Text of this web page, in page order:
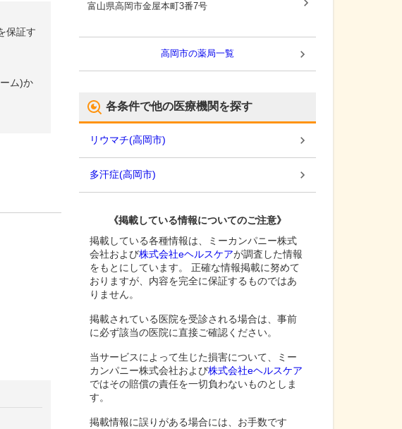
保証す
ム)か
富山県高岡市金屋本町3番7号
高岡市の薬局一覧
各条件で他の医療機関を探す
リウマチ(高岡市)
多汗症(高岡市)
《掲載している情報についてのご注意》
掲載している各種情報は、ミーカンパニー株式
会社および株式会社eヘルスケアが調査した情報
をもとにしています。 正確な情報掲載に努めて
おりますが、内容を完全に保証するものではあ
りません。
掲載されている医院を受診される場合は、事前
に必ず該当の医院に直接ご確認ください。
当サービスによって生じた損害について、ミー
カンパニー株式会社および株式会社eヘルスケア
ではその賠償の責任を一切負わないものとしま
す。
掲載情報に誤りがある場合には、お手数です